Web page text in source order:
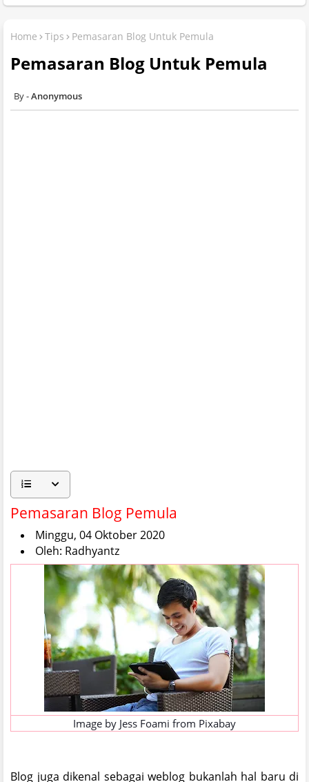
Home Tips Pemasaran Blog Untuk Pemula
Pemasaran Blog Untuk Pemula
Anonymous
Pemasaran Blog Pemula
Minggu, 04 Oktober 2020
Oleh: Radhyantz
Image by Jess Foami from Pixabay
Blog juga dikenal sebagai weblog bukanlah hal baru di